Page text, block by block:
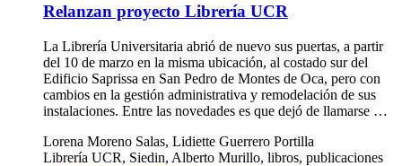
Relanzan proyecto Librería UCR
La Librería Universitaria abrió de nuevo sus puertas, a partir
del 10 de marzo en la misma ubicación, al costado sur del
Edificio Saprissa en San Pedro de Montes de Oca, pero con
cambios en la gestión administrativa y remodelación de sus
instalaciones. Entre las novedades es que dejó de llamarse …
Lorena Moreno Salas, Lidiette Guerrero Portilla
Librería UCR, Siedin, Alberto Murillo, libros, publicaciones